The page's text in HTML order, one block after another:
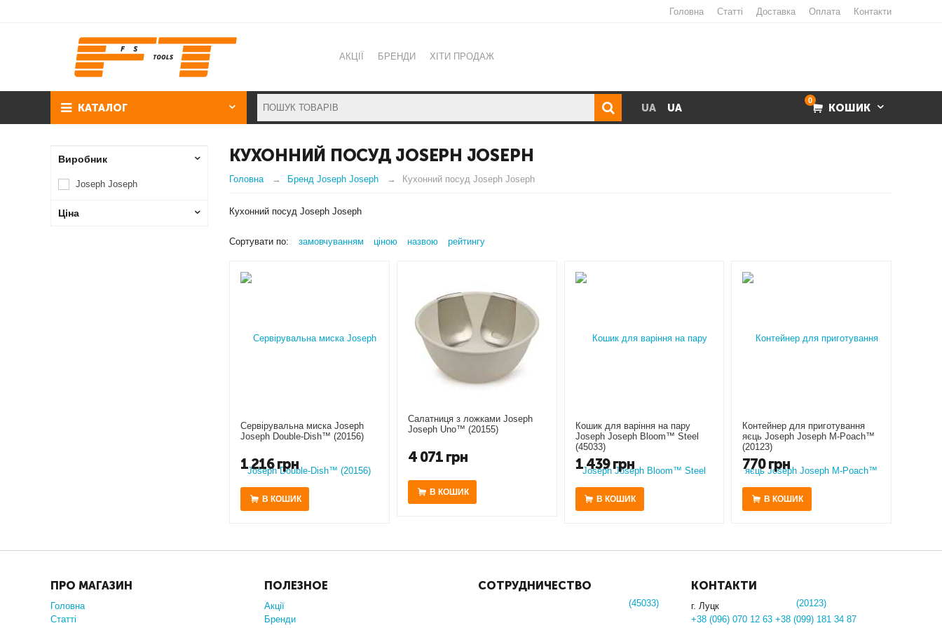
Головна Статті Доставка Оплата Контакти
АКЦІЇ БРЕНДИ ХІТИ ПРОДАЖ
КАТАЛОГ UA UA
0
КОШИК
Виробник
Joseph Joseph
Ціна
КУХОННИЙ ПОСУД JOSEPH JOSEPH
Головна Бренд Joseph Joseph Кухонний посуд Joseph Joseph
Кухонний посуд Joseph Joseph
Сортувати по: замовчуванням ціною назвою рейтингу
Сервірувальна миска Joseph
Joseph Double-Dish™ (20156)
1 216 грн
В КОШИК
Салатниця з ложками Joseph
Joseph Uno™ (20155)
4 071 грн
В КОШИК
Кошик для варіння на пару
Joseph Joseph Bloom™ Steel
(45033)
1 439 грн
В КОШИК
Контейнер для приготування
яєць Joseph Joseph M-Poach™
(20123)
770грн
В КОШИК
ПРО МАГАЗИН
Головна
Статті
ПОЛЕЗНОЕ
Акції
Бренди
СОТРУДНИЧЕСТВО КОНТАКТИ
г. Луцк
+38 (096) 070 12 63 +38 (099) 181 34 87